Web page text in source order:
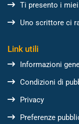
Ti presento i
Uno scrittore ci
Link utili
Informazioni
Condizioni di
Privacy
Preferenze